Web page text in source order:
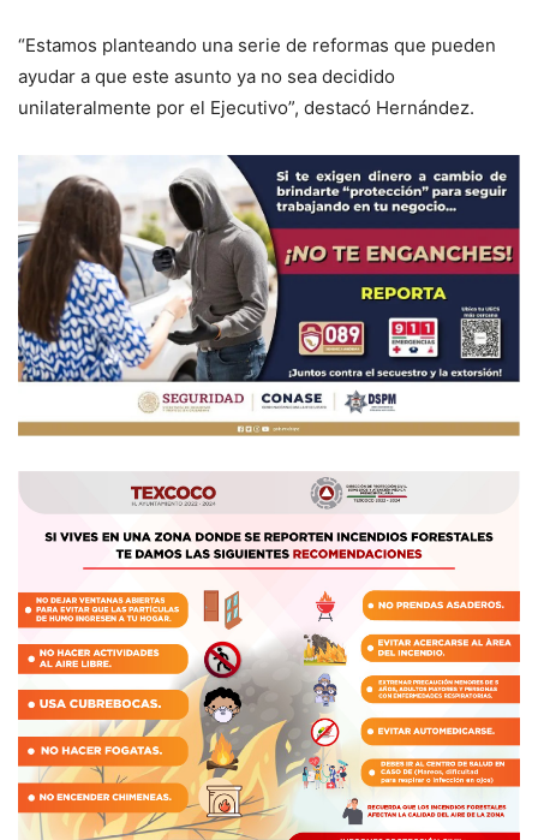
“Estamos planteando una serie de reformas que pueden
ayudar a que este asunto ya no sea decidido
unilateralmente por el Ejecutivo”, destacó Hernández.